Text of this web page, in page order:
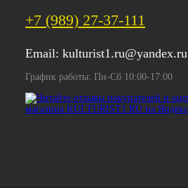
+7 (989) 27-37-111
Email: kulturist1.ru@yandex.ru
График работы: Пн-Сб 10:00-17:00